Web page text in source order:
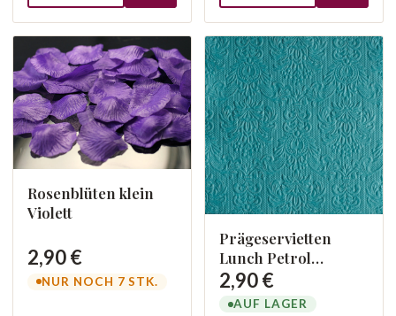
Rosenblüten klein
Violett
2,90 €
NUR NOCH 7 STK.
Prägeservietten
Lunch Petrol
13307906
2,90 €
AUF LAGER